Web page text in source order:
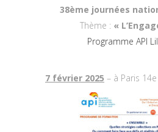
38ème journées
Thème : «
Programme API
7 février 2025 – à Paris 14e